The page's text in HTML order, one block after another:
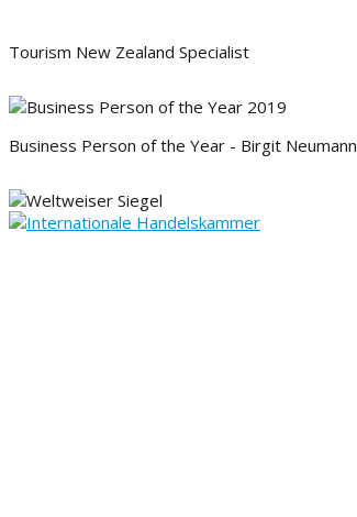
Tourism New Zealand Specialist
Business Person of the Year - Birgit Neumann